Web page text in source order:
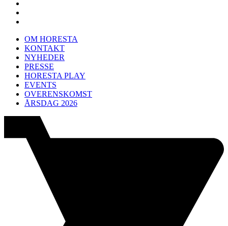
OM HORESTA
KONTAKT
NYHEDER
PRESSE
HORESTA PLAY
EVENTS
OVERENSKOMST
ÅRSDAG 2026